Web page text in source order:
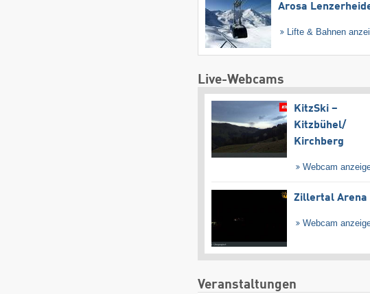
Arosa
Lifte & Bahnen
Live-Webcams
KitzSki –
Kitzbühel/​
Kirchberg
Webcam
Zillertal Arena
Webcam
Veranstaltungen